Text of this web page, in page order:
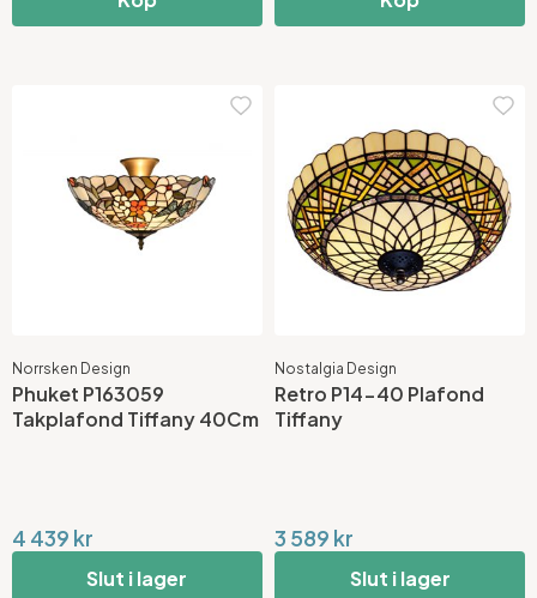
Norrsken Design
Phuket P163059
Takplafond Tiffany 40Cm
4 439 kr
Slut i lager
Nostalgia Design
Retro P14-40 Plafond
Tiffany
3 589 kr
Slut i lager